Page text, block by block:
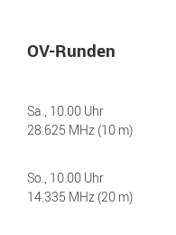
OV-Runden
Sa., 10.00 Uhr
28.625 MHz (10 m)
So., 10.00 Uhr
14.335 MHz (20 m)